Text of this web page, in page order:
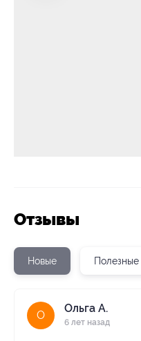
Отзывы
Новые Полезные
О
Ольга А.
6 лет назад